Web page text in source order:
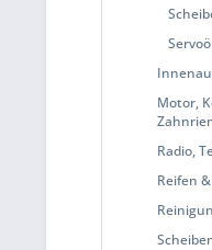
Motor,
Radio,
Reifen